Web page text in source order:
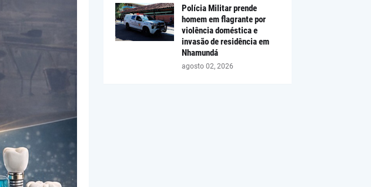
Polícia Militar prende
homem em flagrante por
violência doméstica e
invasão de residência em
Nhamundá
agosto 02, 2026